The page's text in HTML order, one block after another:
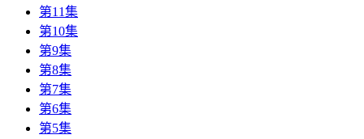
第11集
第10集
第9集
第8集
第7集
第6集
第5集